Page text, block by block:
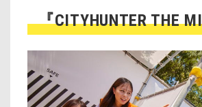
『CITYHUNTER THE